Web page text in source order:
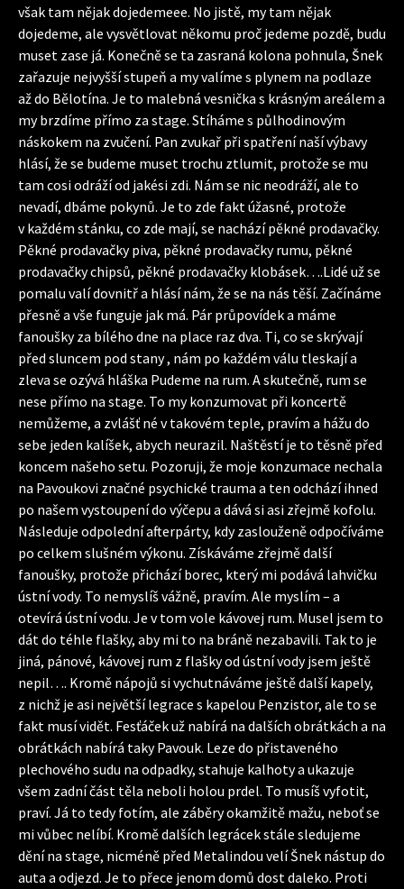
však tam nějak dojedemeee. No jistě, my tam nějak
dojedeme, ale vysvětlovat někomu proč jedeme pozdě, budu
muset zase já. Konečně se ta zasraná kolona pohnula, Šnek
zařazuje nejvyšší stupeň a my valíme s plynem na podlaze
až do Bělotína. Je to malebná vesnička s krásným areálem a
my brzdíme přímo za stage. Stíháme s půlhodinovým
náskokem na zvučení. Pan zvukař při spatření naší výbavy
hlásí, že se budeme muset trochu ztlumit, protože se mu
tam cosi odráží od jakési zdi. Nám se nic neodráží, ale to
nevadí, dbáme pokynů. Je to zde fakt úžasné, protože
v každém stánku, co zde mají, se nachází pěkné prodavačky.
Pěkné prodavačky piva, pěkné prodavačky rumu, pěkné
prodavačky chipsů, pěkné prodavačky klobásek….Lidé už se
pomalu valí dovnitř a hlásí nám, že se na nás těší. Začínáme
přesně a vše funguje jak má. Pár průpovídek a máme
fanoušky za bílého dne na place raz dva. Ti, co se skrývají
před sluncem pod stany , nám po každém válu tleskají a
zleva se ozývá hláška Pudeme na rum. A skutečně, rum se
nese přímo na stage. To my konzumovat při koncertě
nemůžeme, a zvlášť né v takovém teple, pravím a hážu do
sebe jeden kalíšek, abych neurazil. Naštěstí je to těsně před
koncem našeho setu. Pozoruji, že moje konzumace nechala
na Pavoukovi značné psychické trauma a ten odchází ihned
po našem vystoupení do výčepu a dává si asi zřejmě kofolu.
Následuje odpolední afterpárty, kdy zaslouženě odpočíváme
po celkem slušném výkonu. Získáváme zřejmě další
fanoušky, protože přichází borec, který mi podává lahvičku
ústní vody. To nemyslíš vážně, pravím. Ale myslím – a
otevírá ústní vodu. Je v tom vole kávovej rum. Musel jsem to
dát do téhle flašky, aby mi to na bráně nezabavili. Tak to je
jiná, pánové, kávovej rum z flašky od ústní vody jsem ještě
nepil…. Kromě nápojů si vychutnáváme ještě další kapely,
z nichž je asi největší legrace s kapelou Penzistor, ale to se
fakt musí vidět. Fesťáček už nabírá na dalších obrátkách a na
obrátkách nabírá taky Pavouk. Leze do přistaveného
plechového sudu na odpadky, stahuje kalhoty a ukazuje
všem zadní část těla neboli holou prdel. To musíš vyfotit,
praví. Já to tedy fotím, ale záběry okamžitě mažu, neboť se
mi vůbec nelíbí. Kromě dalších legrácek stále sledujeme
dění na stage, nicméně před Metalindou velí Šnek nástup do
auta a odjezd. Je to přece jenom domů dost daleko. Proti